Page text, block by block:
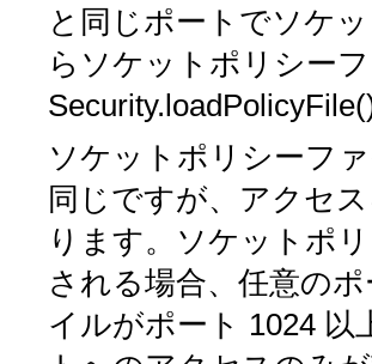
と同じポートでソケ
らソケットポリシー
ソケットポリシーフ
同じですが、アクセ
ります。ソケットポ
される場合、任意の
イルがポート 1024 以